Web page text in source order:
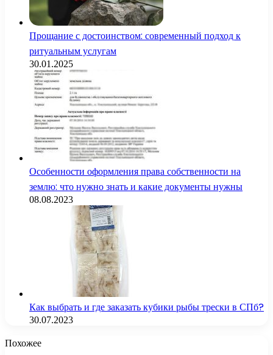
Прощание с достоинством: современный подход к
ритуальным услугам
30.01.2025
Особенности оформления права собственности на
землю: что нужно знать и какие документы нужны
08.08.2023
Как выбрать и где заказать кубики рыбы трески в СПб?
30.07.2023
Похожее